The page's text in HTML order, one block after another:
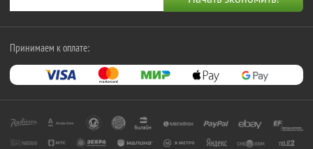
Принимаем к оплате: